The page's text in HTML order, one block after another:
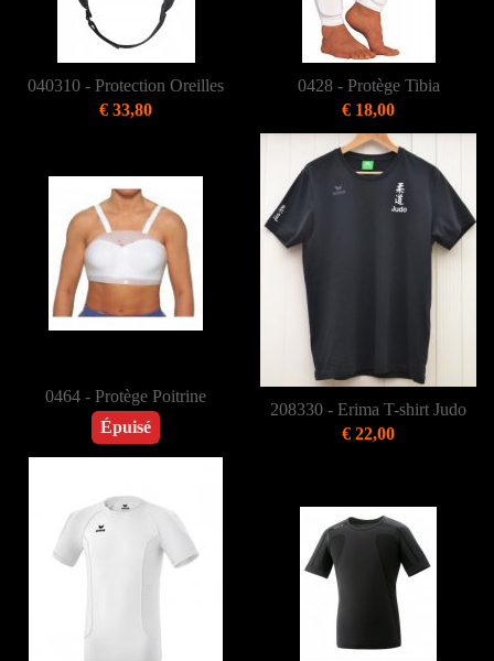
040310 - Protection Oreilles
€ 33,80
0428 - Protège Tibia
€ 18,00
0464 - Protège Poitrine
Épuisé
208330 - Erima T-shirt Judo
€ 22,00